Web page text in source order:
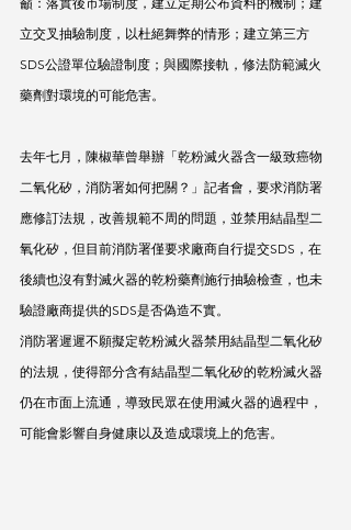
立交叉抽驗制度，以杜絕舞弊的情形；建立第三方
SDS公證單位驗證制度；與國際接軌，修法防範滅火
藥劑對環境的可能危害。
去年七月，陳椒華曾舉辦「乾粉滅火器含一級致癌物
二氧化矽，消防署如何把關？」記者會，要求消防署
應修訂法規，改善規範不周的問題，並禁用結晶型二
氧化矽，但目前消防署僅要求廠商自行提交SDS，在
後續也沒有對滅火器的乾粉藥劑施行抽驗檢查，也未
驗證廠商提供的SDS是否偽造不實。
消防署遲遲不願擬定乾粉滅火器禁用結晶型二氧化矽
的法規，使得部分含有結晶型二氧化矽的乾粉滅火器
仍在市面上流通，導致民眾在使用滅火器的過程中，
可能會影響自身健康以及造成環境上的危害。